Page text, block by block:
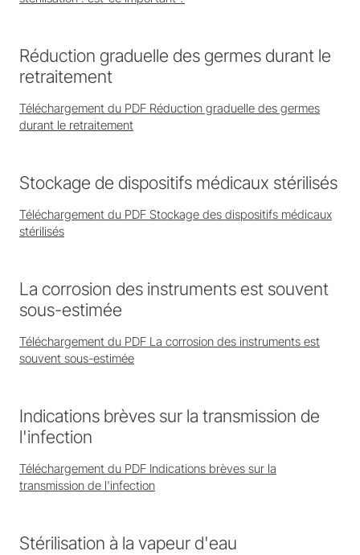
Réduction graduelle des germes durant le
retraitement
Téléchargement du PDF Réduction graduelle des germes
durant le retraitement
Stockage de dispositifs médicaux stérilisés
Téléchargement du PDF Stockage des dispositifs médicaux
stérilisés
La corrosion des instruments est souvent
sous-estimée
Téléchargement du PDF La corrosion des instruments est
souvent sous-estimée
Indications brèves sur la transmission de
l'infection
Téléchargement du PDF Indications brèves sur la
transmission de l'infection
Stérilisation à la vapeur d'eau